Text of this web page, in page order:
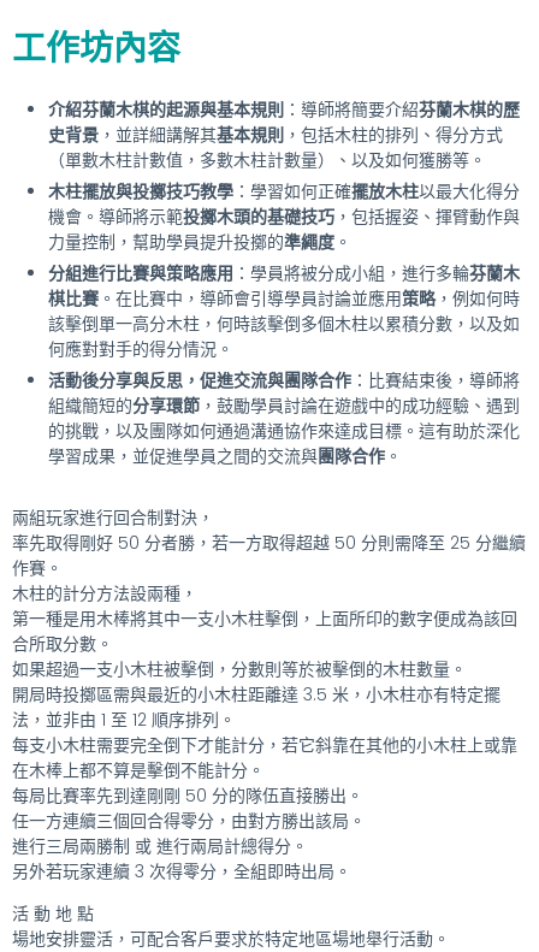
工作坊內容
介紹芬蘭木棋的起源與基本規則 ：導師將簡要介紹芬蘭木棋的歷
史背景 ，並詳細講解其基本規則 ，包括木柱的排列、得分方式
（單數木柱計數值，多數木柱計數量）、以及如何獲勝等。
木柱擺放與投擲技巧教學 ：學習如何正確擺放木柱以最大化得分
機會。導師將示範投擲木頭的基礎技巧 ，包括握姿、揮臂動作與
力量控制，幫助學員提升投擲的準繩度 。
分組進行比賽與策略應用 ：學員將被分成小組，進行多輪芬蘭木
棋比賽 。在比賽中，導師會引導學員討論並應用策略，例如何時
該擊倒單一高分木柱，何時該擊倒多個木柱以累積分數，以及如
何應對對手的得分情況。
活動後分享與反思，促進交流與團隊合作 ：比賽結束後，導師將
組織簡短的分享環節 ，鼓勵學員討論在遊戲中的成功經驗、遇到
的挑戰，以及團隊如何通過溝通協作來達成目標。這有助於深化
學習成果，並促進學員之間的交流與團隊合作 。
兩組玩家進行回合制對決，
率先取得剛好 50 分者勝，若一方取得超越 50 分則需降至 25 分繼續
作賽。
木柱的計分方法設兩種，
第一種是用木棒將其中一支小木柱擊倒，上面所印的數字便成為該回
合所取分數。
如果超過一支小木柱被擊倒，分數則等於被擊倒的木柱數量。
開局時投擲區需與最近的小木柱距離達 3.5 米，小木柱亦有特定擺
法，並非由 1 至 12 順序排列。
每支小木柱需要完全倒下才能計分，若它斜靠在其他的小木柱上或靠
在木棒上都不算是擊倒不能計分。
每局比賽率先到達剛剛 50 分的隊伍直接勝出。
任一方連續三個回合得零分，由對方勝出該局。
進行三局兩勝制 或 進行兩局計總得分。
另外若玩家連續 3 次得零分，全組即時出局。
活 動 地 點
場地安排靈活，可配合客戶要求於特定地區場地舉行活動。